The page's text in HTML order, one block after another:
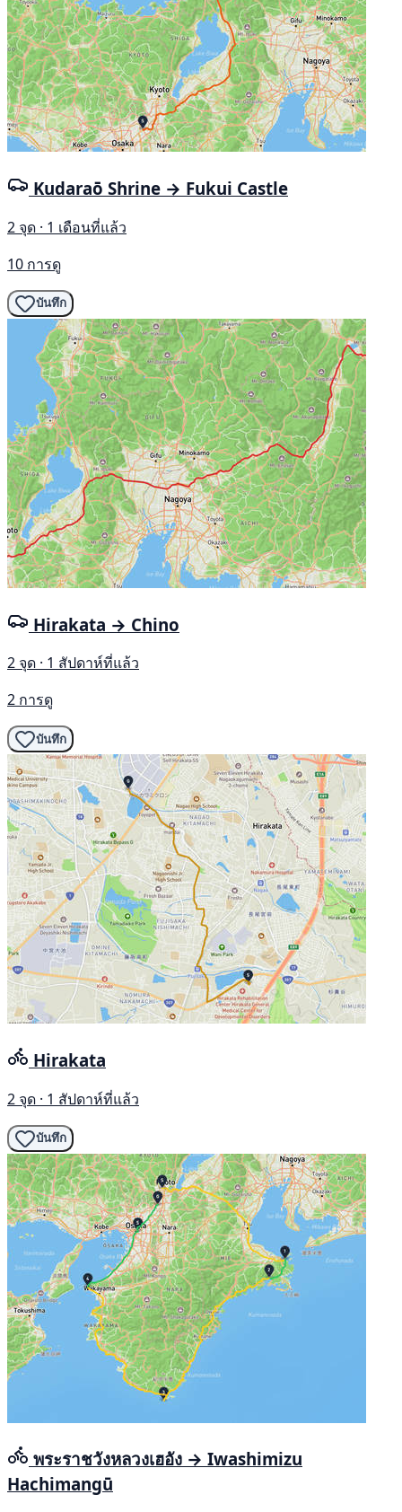
Kudaraō Shrine → Fukui Castle
2 จุด · 1 เดือนที่แล้ว
10 การดู
บันทึก
Hirakata → Chino
2 จุด · 1 สัปดาห์ที่แล้ว
2 การดู
บันทึก
Hirakata
2 จุด · 1 สัปดาห์ที่แล้ว
บันทึก
พระราชวังหลวงเฮอัง → Iwashimizu
Hachimangū